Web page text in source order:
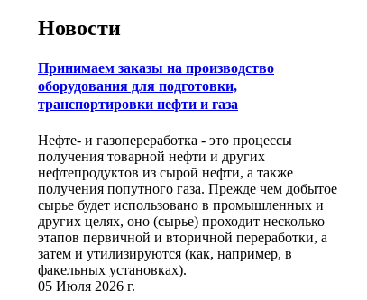
Новости
Принимаем заказы на производство
оборудования для подготовки,
транспортировки нефти и газа
Нефте- и газопереработка - это процессы
получения товарной нефти и других
нефтепродуктов из сырой нефти, а также
получения попутного газа. Прежде чем добытое
сырье будет использовано в промышленных и
других целях, оно (сырье) проходит несколько
этапов первичной и вторичной переработки, а
затем и утилизируются (как, например, в
факельных установках).
05 Июля 2026 г.